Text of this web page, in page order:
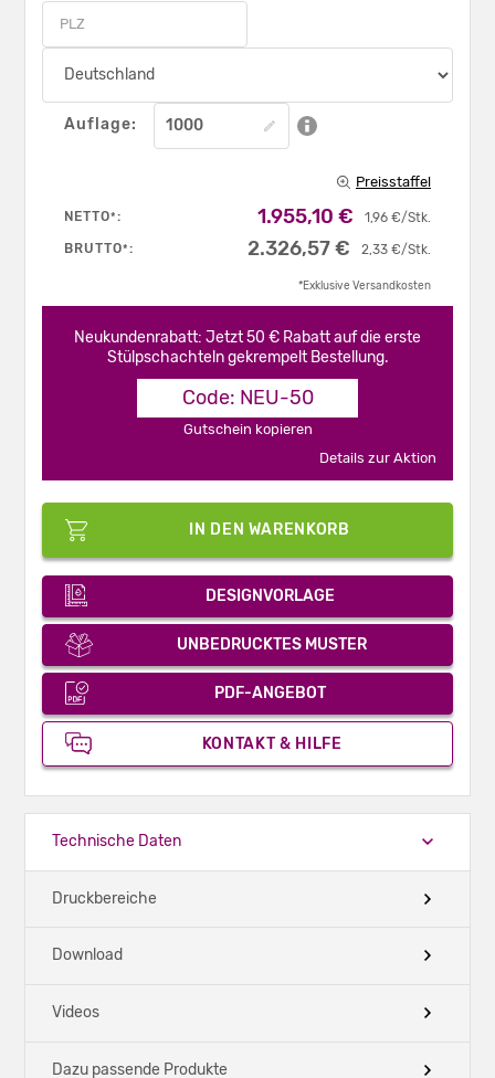
Auflage:
Preisstaffel
NETTO*: 1,96 €/Stk.
1.955,10 €
BRUTTO*: 2,33 €/Stk.
2.326,57 €
*Exklusive Versandkosten
Neukundenrabatt: Jetzt 50 € Rabatt auf die erste
Stülpschachteln gekrempelt Bestellung.
Code: NEU-50
Gutschein kopieren
Details zur Aktion
IN DEN WARENKORB
DESIGNVORLAGE
UNBEDRUCKTES MUSTER
PDF-ANGEBOT
KONTAKT & HILFE
Technische Daten
Druckbereiche
Download
Videos
Dazu passende Produkte